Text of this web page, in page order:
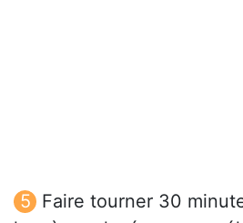
Faire tourner 30